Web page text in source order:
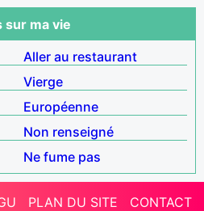
sur ma vie
Aller au restaurant
Vierge
Européenne
Non renseigné
Ne fume pas
PLAN DU SITE CONTACT